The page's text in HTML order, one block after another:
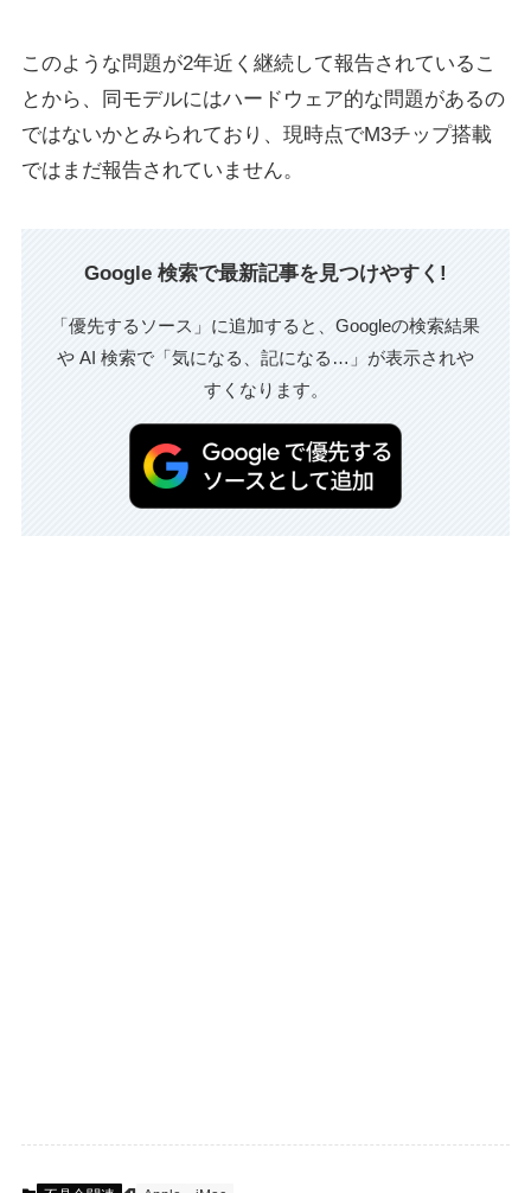
このような問題が2年近く継続して報告されているこ
とから、同モデルにはハードウェア的な問題があるの
ではないかとみられており、現時点でM3チップ搭載
ではまだ報告されていません。
Google 検索で最新記事を見つけやすく!
「優先するソース」に追加すると、Googleの検索結果
や AI 検索で「気になる、記になる…」が表示されや
すくなります。